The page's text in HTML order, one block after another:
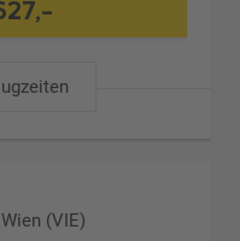
(VIE)